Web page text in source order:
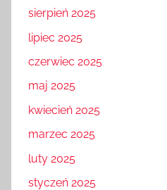
sierpień 2025
lipiec 2025
czerwiec 2025
maj 2025
kwiecień 2025
marzec 2025
luty 2025
styczeń 2025